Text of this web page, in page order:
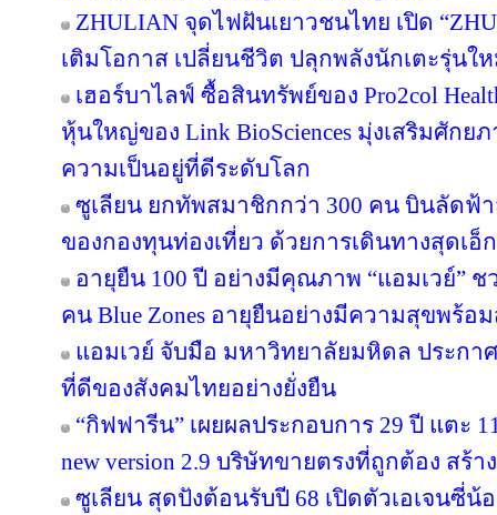
ZHULIAN จุดไฟฝันเยาวชนไทย เปิด
เติมโอกาส เปลี่ยนชีวิต ปลุกพลังนักเตะรุ่น
เฮอร์บาไลฟ์ ซื้อสินทรัพย์ของ Pro2col
หุ้นใหญ่ของ Link BioSciences มุ่งเสริมศัก
ความเป็นอยู่ที่ดีระดับโลก
ซูเลียน ยกทัพสมาชิกกว่า 300 คน บินลัดฟ้
ของกองทุนท่องเที่ยว ด้วยการเดินทางสุดเ
อายุยืน 100 ปี อย่างมีคุณภาพ “แอมเวย์” ช
คน Blue Zones อายุยืนอย่างมีความสุขพร้อ
แอมเวย์ จับมือ มหาวิทยาลัยมหิดล ประกา
ที่ดีของสังคมไทยอย่างยั่งยืน
“กิฟฟารีน” เผยผลประกอบการ 29 ปี แตะ
new version 2.9 บริษัทขายตรงที่ถูกต้อง สร้
ซูเลียน สุดปังต้อนรับปี 68 เปิดตัวเอเจนซี่น้